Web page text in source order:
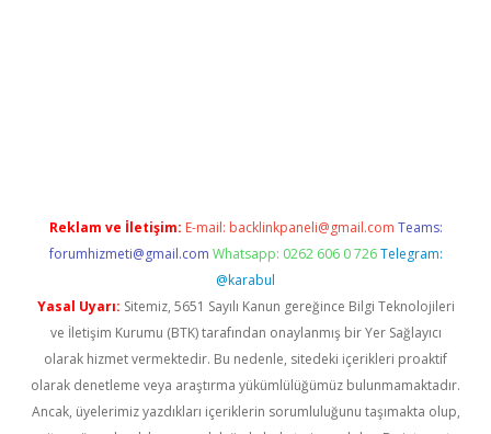
Reklam ve İletişim: E-mail: backlinkpaneli@gmail.com Teams:
forumhizmeti@gmail.com Whatsapp: 0262 606 0 726 Telegram:
@karabul
Yasal Uyarı: Sitemiz, 5651 Sayılı Kanun gereğince Bilgi Teknolojileri
ve İletişim Kurumu (BTK) tarafından onaylanmış bir Yer Sağlayıcı
olarak hizmet vermektedir. Bu nedenle, sitedeki içerikleri proaktif
olarak denetleme veya araştırma yükümlülüğümüz bulunmamaktadır.
Ancak, üyelerimiz yazdıkları içeriklerin sorumluluğunu taşımakta olup,